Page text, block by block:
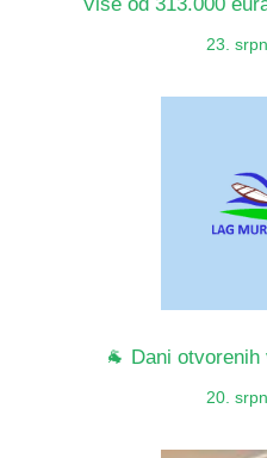
23.
🐐 Dani
20.